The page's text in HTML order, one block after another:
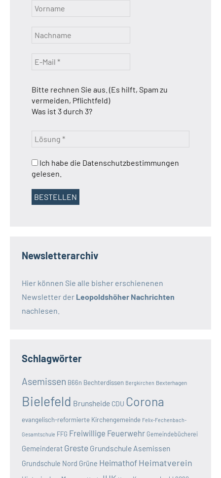
Bitte rechnen Sie aus. (Es hilft, Spam zu
vermeiden, Pflichtfeld)
Was ist 3 durch 3?
Ich habe die Datenschutzbestimmungen
gelesen.
Newsletterarchiv
Hier können Sie alle bisher erschienenen
Newsletter der Leopoldshöher Nachrichten
nachlesen.
Schlagwörter
Asemissen B66n Bechterdissen Bergkirchen Bexterhagen
Bielefeld Brunsheide CDU Corona
evangelisch-reformierte Kirchengemeinde Felix-Fechenbach-
Gesamtschule FFG Freiwillige Feuerwehr Gemeindebücherei
Gemeinderat Greste Grundschule Asemissen
Grundschule Nord Grüne Heimathof Heimatverein